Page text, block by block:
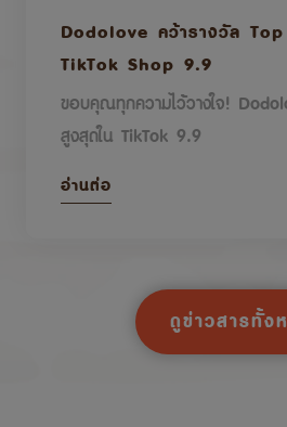
Dodolove คว้ารางวัล
TikTok Shop 9.9
ขอบคุณทุกความไว้วางใจ!
สูงสุดใน TikTok 9.9
อ่านต่อ
ดูข่าวสารทั้ง